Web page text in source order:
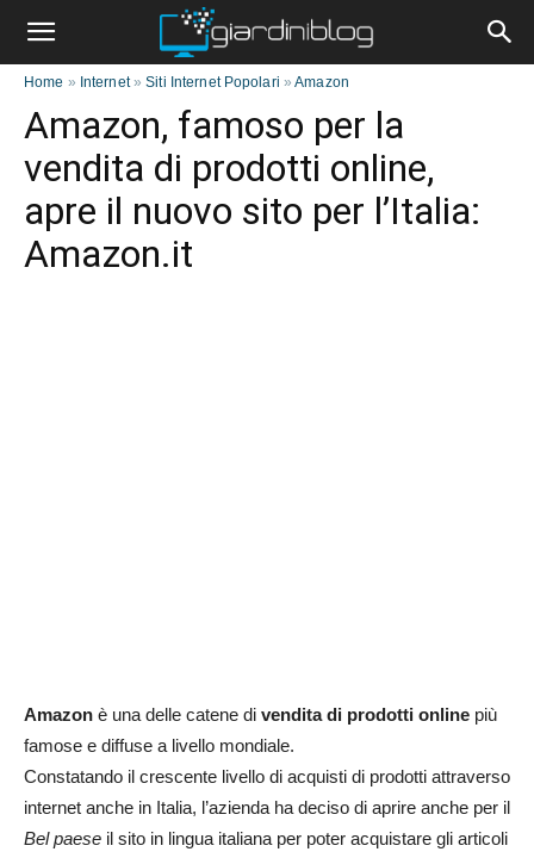
Home » Internet»Siti Internet Popolari »Amazon
Amazon, famoso per la
vendita di prodotti online,
apre il nuovo sito per l’Italia:
Amazon.it
Amazon è una delle catene di vendita di prodotti online più
famose e diffuse a livello mondiale.
Constatando il crescente livello di acquisti di prodotti attraverso
internet anche in Italia, l’azienda ha deciso di aprire anche per il
Bel paese il sito in lingua italiana per poter acquistare gli articoli